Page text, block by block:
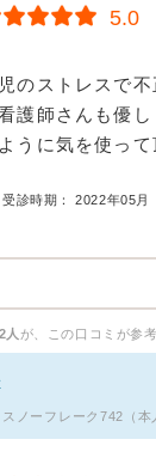
5.0
のストレスで
護師さんも優
うに気を使っ
受診時期： 2022年05月
人 が、この口コミが参
スノーフレーク742（本